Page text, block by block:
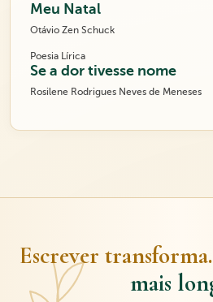
Meu Natal
Otávio Zen Schuck
Poesia Lírica
Se a dor tivesse nome
Rosilene Rodrigues Neves de Meneses
Escrever transforma.
mais